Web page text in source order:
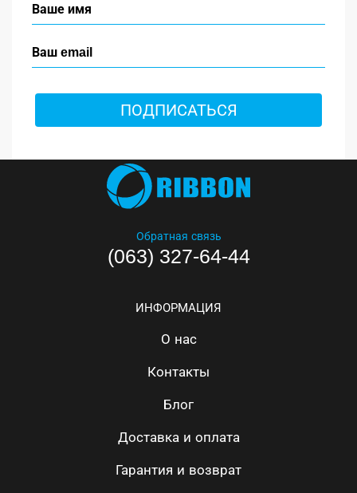
ПОДПИСАТЬСЯ
Обратная связь
(063) 327-64-44
ИНФОРМАЦИЯ
О нас
Контакты
Блог
Доставка и оплата
Гарантия и возврат